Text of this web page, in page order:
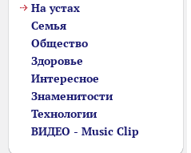
На устах
Семья
Общество
Здоровье
Интересное
Знаменитости
Технологии
ВИДЕО - Music Clip